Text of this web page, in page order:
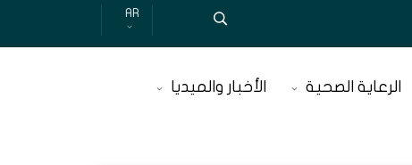
AR
الرعاية الصحية الأخبار والميديا